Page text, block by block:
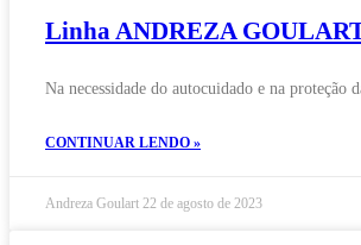
Linha ANDREZA
Na necessidade do autocuidado e na proteção
CONTINUAR LENDO »
Andreza Goulart 22 de agosto de 2023